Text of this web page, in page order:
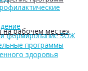
на рабочем месте»
формирование ЗОЖ
программы
здоровья